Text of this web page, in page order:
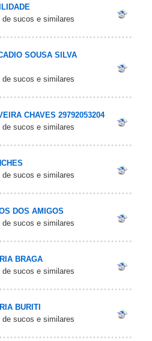
sucos e similares
SOUSA SILVA
sucos e similares
CHAVES 29792053204
sucos e similares
sucos e similares
DOS AMIGOS
sucos e similares
BRAGA
sucos e similares
BURITI
sucos e similares